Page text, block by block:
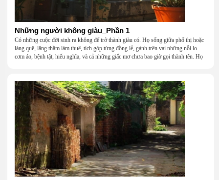
Những người không giàu_Phần 1
Có những cuộc đời sinh ra không để trở thành giàu có. Họ sống giữa phố thị hoặc
làng quê, lặng thầm làm thuê, tích góp từng đồng lẻ, gánh trên vai những nỗi lo
cơm áo, bệnh tật, hiếu nghĩa, và cả những giấc mơ chưa bao giờ gọi thành tên. Họ
một mái nhà bằng lòng thương, bằng sự nhẫn nại và một niềm tin cũ kỹ rằng: dẫu
nghèo đến đâu, cũng còn có nhau để quay về.